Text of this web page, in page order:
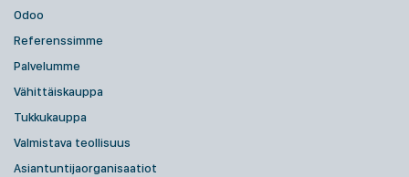
Odoo
Referenssimme
Palvelumme
Vähittäiskauppa
Tukkukauppa
Valmistava teollisuus
Asiantuntijaorganisaatiot